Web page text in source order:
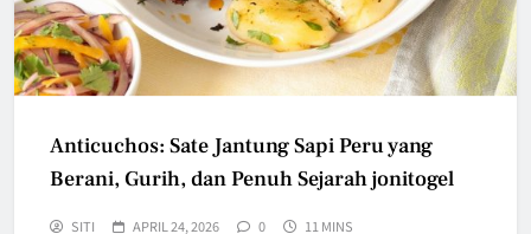
Anticuchos: Sate Jantung Sapi Peru yang
Berani, Gurih, dan Penuh Sejarah jonitogel
SITI APRIL 24, 2026 0 11 MINS